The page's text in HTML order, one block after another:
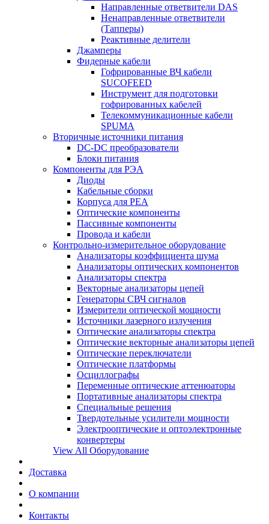
Направленные ответвители DAS
Ненаправленные ответвители
(Тапперы)
Реактивные делители
Джамперы
Фидерные кабели
Гофрированные ВЧ кабели
SUCOFEED
Инструмент для подготовки
гофрированных кабелей
Телекоммуникационные кабели
SPUMA
Вторичные источники питания
DC-DC преобразователи
Блоки питания
Компоненты для РЭА
Диоды
Кабельные сборки
Корпуса для РЕА
Оптические компоненты
Пассивные компоненты
Провода и кабели
Контрольно-измерительное оборудование
Анализаторы коэффициента шума
Анализаторы оптических компонентов
Анализаторы спектра
Векторные анализаторы цепей
Генераторы СВЧ сигналов
Измерители оптической мощности
Источники лазерного излучения
Оптические анализаторы спектра
Оптические векторные анализаторы цепей
Оптические переключатели
Оптические платформы
Осциллографы
Переменные оптические аттенюаторы
Портативные анализаторы спектра
Специальные решения
Твердотельные усилители мощности
Электрооптические и оптоэлектронные
конвертеры
View All Оборудование
Доставка
О компании
Контакты